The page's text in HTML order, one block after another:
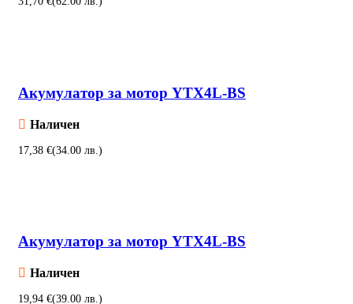
Акумулатор за мотор YTX4L-BS
Наличен
€
Акумулатор за мотор YTX4L-BS
Наличен
€